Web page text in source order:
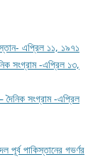
এপ্রিল ১১, ১৯৭১
সংগ্রাম -এপ্রিল ১৩,
দৈনিক সংগ্রাম -এপ্রিল
পূর্ব পাকিস্তানের গভর্ণর